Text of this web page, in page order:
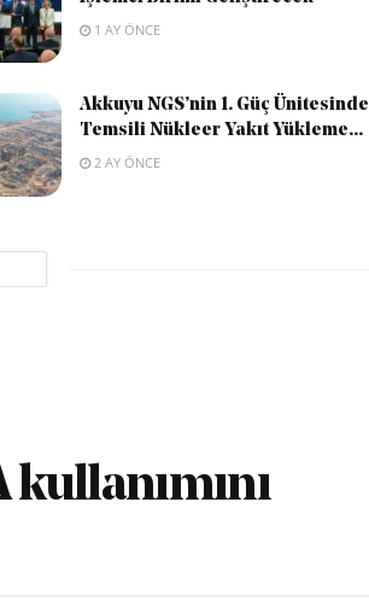
1 AY ÖNCE
Akkuyu NGS’nin 1. Güç Ünitesinde
Temsili Nükleer Yakıt Yükleme...
2 AY ÖNCE